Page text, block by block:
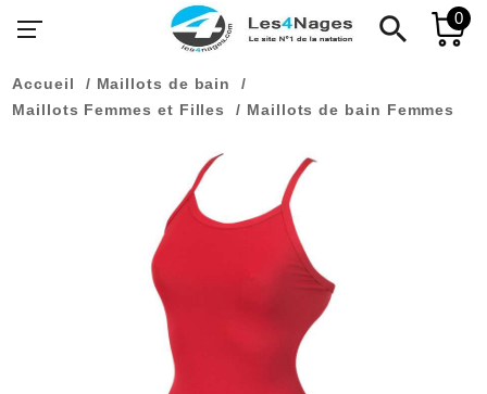
search 0
Accueil
Maillots de bain
Maillots Femmes et Filles
Maillots de bain Femmes